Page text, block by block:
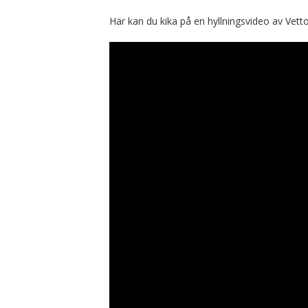
Här kan du kika på en hyllningsvideo av